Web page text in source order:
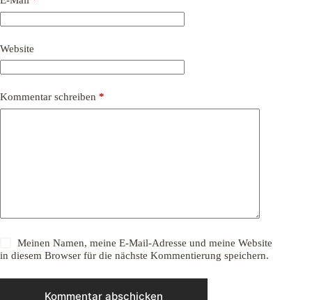
Website
Kommentar schreiben *
Meinen Namen, meine E-Mail-Adresse und meine Website
in diesem Browser für die nächste Kommentierung speichern.
Kommentar abschicken